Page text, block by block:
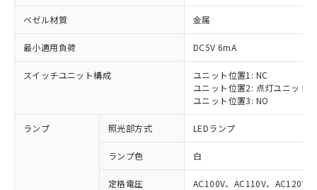
ベゼル材質 金属
最小適用負荷 DC5V 6mA
スイッチユニット構成
ユニット位置1: NC
ユニット位置2: 点灯ユニット
ユニット位置3: NO
ランプ 照光部方式 LEDランプ
ランプ色 白
定格電圧 AC100V、AC110V、AC120V